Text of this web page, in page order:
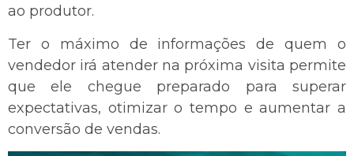
ao produtor.
Ter o máximo de informações de quem o
vendedor irá atender na próxima visita permite
que ele chegue preparado para superar
expectativas, otimizar o tempo e aumentar a
conversão de vendas.